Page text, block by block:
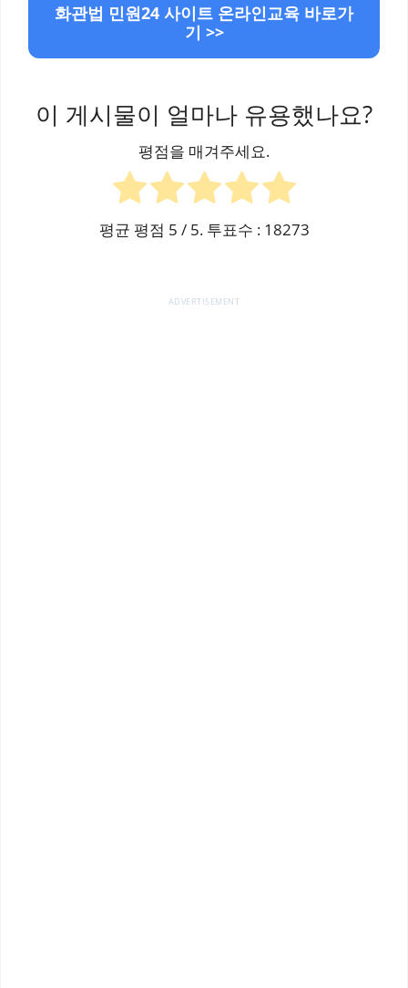
화관법 민원24 사이트 온라인교육 바로가
기 >>
이 게시물이 얼마나 유용했나요?
평점을 매겨주세요.
평균 평점 5 / 5. 투표수 : 18273
ADVERTISEMENT